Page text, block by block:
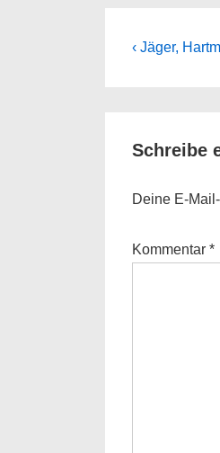
Previous
‹ Jäger,
Schreibe
Deine E-
Kommentar *